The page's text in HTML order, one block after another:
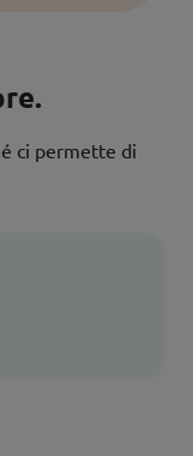
ci permette di